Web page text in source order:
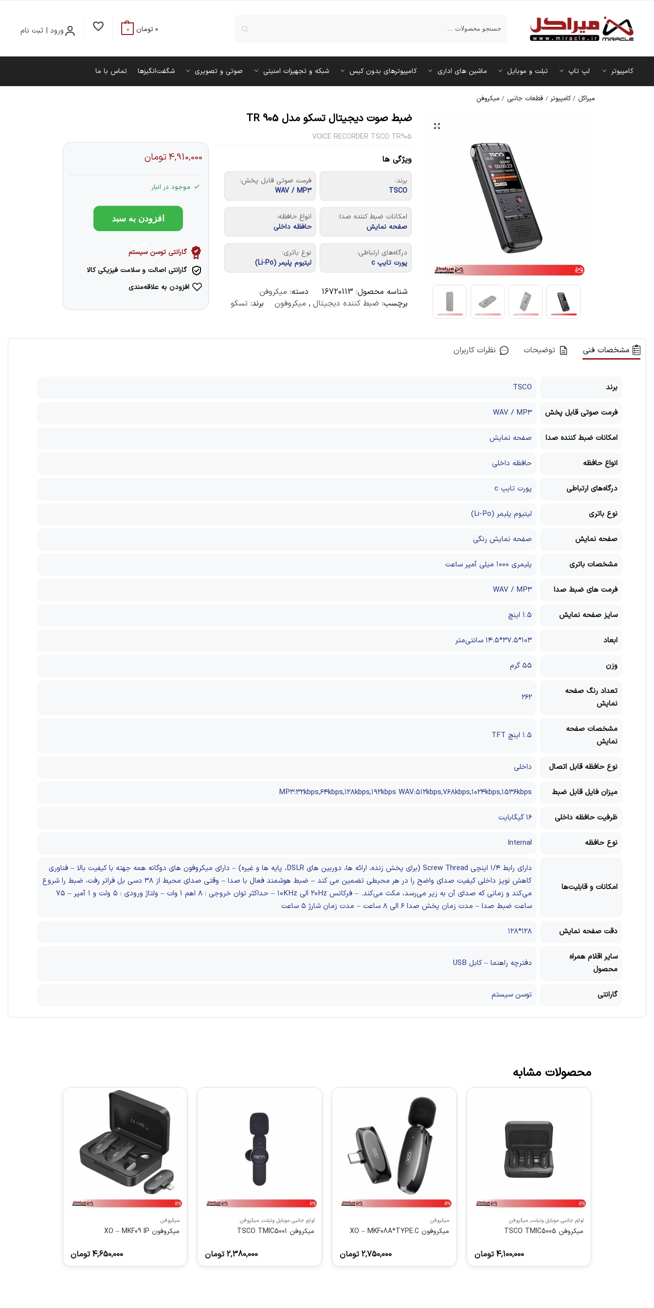
ورود | ثبت نام 0 تومان 0
کامپیوتر لپ تاپ تبلت و موبایل ماشین‌ های اداری کامپیوترهای بدون کیس شبکه و تجهیزات امنیتی صوتی و تصویری شگفت‌انگیزها تماس با ما
میراکل /کامپیوتر /قطعات جانبی /میکروفن
ضبط صوت دیجیتال تسکو مدل TR 905
VOICE RECORDER TSCO TR905
ویژگی ها
برند:
TSCO
فرمت صوتی قابل پخش:
WAV / MP۳
امکانات ضبط کننده صدا:
صفحه نمایش
انواع حافظه:
حافظه داخلی
درگاه‌های ارتباطی:
پورت تایپ c
نوع باتری:
لیتیوم پلیمر (Li-Po)
شناسه محصول: 16720113 دسته: میکروفن
برچسب: ضبط کننده دیجیتال , میکروفون برند:تسکو
4,910,000تومان
موجود در انبار
افزودن به سبد
گارانتی توسن سیستم
گارانتی اصالت و سلامت فیزیکی کالا
افزودن به علاقه‌مندی
مشخصات فنی توضیحات نظرات کاربران
برند TSCO
فرمت صوتی قابل پخش WAV / MP۳
امکانات ضبط کننده صدا صفحه نمایش
انواع حافظه حافظه داخلی
درگاه‌های ارتباطی پورت تایپ c
نوع باتری لیتیوم پلیمر (Li-Po)
صفحه نمایش صفحه نمایش رنگی
مشخصات باتری پلیمری ۱۰۰۰ میلی آمپر ساعت
فرمت های ضبط صدا WAV / MP۳
سایز صفحه نمایش ۱.۵ اینچ
ابعاد ۱۰۳*۳۷.۵*۱۴.۵ سانتی‌متر
وزن ۵۵ گرم
تعداد رنگ صفحه
نمایش
۲۶۲
مشخصات صفحه
نمایش
۱.۵ اینچ TFT
نوع حافظه قابل اتصال داخلی
میزان فایل قابل ضبط MP۳:۳۲kbps,۶۴kbps,۱۲۸kbps,۱۹۲kbps WAV:۵۱۲kbps,۷۶۸kbps,۱۰۲۴kbps,۱۵۳۶kbps
ظرفیت حافظه داخلی ۱۶ گیگابایت
نوع حافظه Internal
امکانات و قابلیت‌ها
دارای رابط ۱/۴ اینچی Screw Thread (برای پخش زنده، ارائه ها، دوربین های DSLR، پایه ها و غیره) – دارای میکروفون های دوگانه همه جهته با کیفیت بالا – فناوری
کاهش نویز داخلی کیفیت صدای واضح را در هر محیطی تضمین می کند – ضبط هوشمند فعال با صدا – وقتی صدای محیط از ۳۸ دسی بل فراتر رفت، ضبط را شروع
می‌کند و زمانی که صدای آن به زیر می‌رسد، مکث می‌کند. – فرکانس ۲۰Hz الی ۱۰KHz – حداکثر توان خروجی : ۸ اهم ۱ وات – ولتاژ ورودی : ۵ ولت و ۱ آمپر – ۷۵
ساعت ضبط صدا – مدت زمان پخش صدا ۶ الی ۸ ساعت – مدت زمان شارژ ۵ ساعت
دقت صفحه نمایش ۱۲۸*۱۲۸
سایر اقلام همراه
محصول
دفترچه راهنما – کابل USB
گارانتی توسن سیستم
محصولات مشابه
لوازم جانبی موبایل وتبلت, میکروفن
میکروفن TSCO TMIC5005
4,100,000 تومان
میکروفن
میکروفون XO – MKF08A*TYPE.C
2,750,000 تومان
لوازم جانبی موبایل وتبلت, میکروفن
میکروفن TSCO TMIC5001
2,380,000 تومان
میکروفن
میکروفون XO – MKF09 IP
4,650,000 تومان